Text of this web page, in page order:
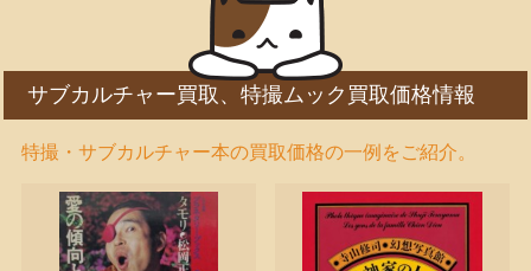
サブカルチャー買取、特撮ムック買取価格情報
特撮・サブカルチャー本の買取価格の一例をご紹介。